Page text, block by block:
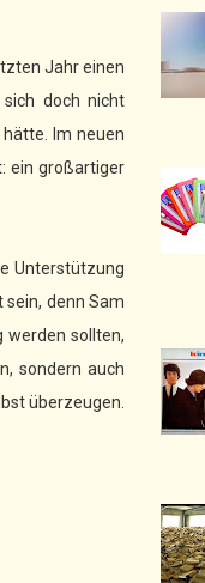
Jahr einen
doch nicht
Im neuen
ein großartiger
Unterstützung
denn Sam
werden sollten,
sondern auch
überzeugen.